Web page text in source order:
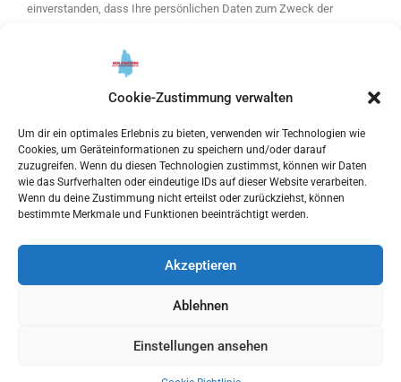
Cookie-Zustimmung verwalten
Um dir ein optimales Erlebnis zu bieten, verwenden wir Technologien wie
Cookies, um Geräteinformationen zu speichern und/oder darauf
zuzugreifen. Wenn du diesen Technologien zustimmst, können wir Daten
wie das Surfverhalten oder eindeutige IDs auf dieser Website verarbeiten.
Wenn du deine Zustimmung nicht erteilst oder zurückziehst, können
bestimmte Merkmale und Funktionen beeinträchtigt werden.
Akzeptieren
Ablehnen
Einstellungen ansehen
einverstanden, dass Ihre persönlichen Daten zum Zweck der
Angebote von mein Kaufering und weitere Themen verwendet
werden. Ihre Daten werden ausschließlich zur Versendung des
Newsletters verwendet und nur an unseren E-Mail Marketing-
Einwilligung jederzeit widerrufen.
Bitte hier klicken, um die Marketing-Cookies zu akzeptieren
und diesen inhalt zu aktivieren
ANMELDEN
COPYRIGHT © 2023 MEIN-KAUFERING.DE | POWERED BY
MEDIA